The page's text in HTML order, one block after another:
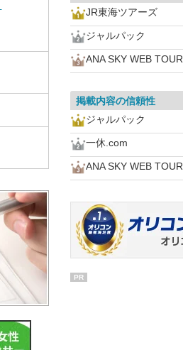
JR東海ツアーズ
ジャルパック
ANA SKY WEB TOUR
掲載内容の信頼性
ジャルパック
一休.com
ANA SKY WEB TOUR
PR